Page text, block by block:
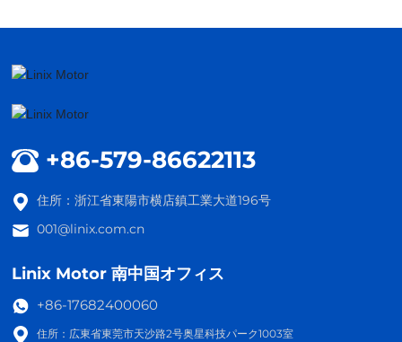
+86-579-86622113
住所：浙江省東陽市横店鎮工業大道196号
001@linix.com.cn
Linix Motor 南中国オフィス
+86-17682400060
住所：広東省東莞市天沙路2号奥星科技パーク1003室